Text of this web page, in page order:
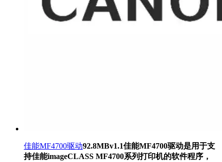
佳能MF4700驱动92.8MBv1.1佳能MF4700驱动是用于支
持佳能imageCLASS MF4700系列打印机的软件程序，